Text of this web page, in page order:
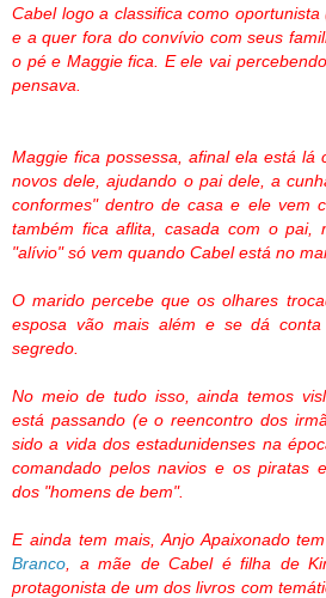
Cabel logo a classifica como
e a quer fora do convívio com seus
o pé e Maggie fica. E ele vai
pensava.
Maggie fica possessa, afinal ela está lá
novos dele, ajudando o pai dele, a
conformes" dentro de casa e ele vem
também fica aflita, casada com o pai,
"alívio" só vem quando Cabel está no
O marido percebe que os olhares
esposa vão mais além e se dá
segredo.
No meio de tudo isso, ainda temos
está passando (e o reencontro dos
sido a vida dos estadunidenses na
comandado pelos navios e os piratas
dos "homens de bem".
E ainda tem mais, Anjo Apaixonado
Branco , a mãe de Cabel é filha de
protagonista de um dos livros com